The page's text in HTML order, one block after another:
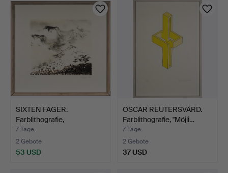
SIXTEN FAGER.
Farblithografie,
Landschafts…
7 Tage
2 Gebote
53 USD
OSCAR REUTERSVÄRD.
Farblithografie, "Möjli…
7 Tage
2 Gebote
37 USD